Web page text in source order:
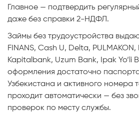
Главное — подтвердить
даже без справки 2-НДФЛ.
Займы без трудоустройства
FINANS, Cash U, Delta, PULMAKON,
Kapitalbank, Uzum Bank, Ipak Yo‘li
оформления достаточно
Узбекистана и активного номера
проходит автоматически — без
проверок по месту службы.